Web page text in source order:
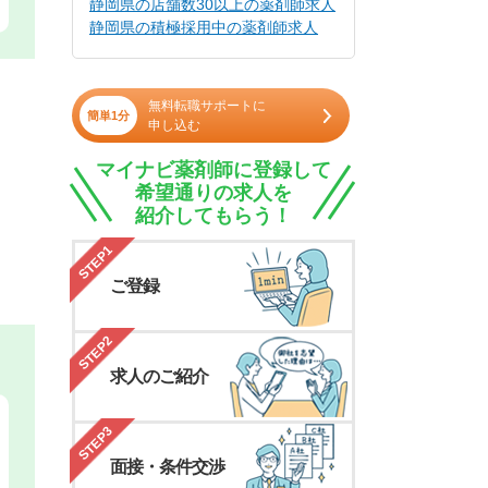
静岡県の店舗数30以上の薬剤師求人
静岡県の積極採用中の薬剤師求人
簡単1分
無料転職サポートに
申し込む
マイナビ薬剤師に登録して
希望通りの求人を
紹介してもらう！
STEP1
ご登録
STEP2
求人のご紹介
STEP3
面接・条件交渉